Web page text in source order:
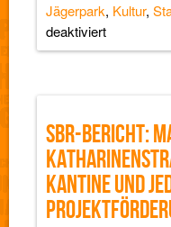
Jägerpark, Kultur,
deaktiviertfür
SBR-
Alter
Leipziger
Bahnhof
und
SBR-BERICHT:
ANTINE UND